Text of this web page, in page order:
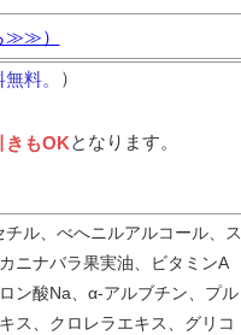
≫≫）
料。
）
きもOKとなります。
ル、べへニルアルコール、ス
ニナバラ果実油、ビタミンA
ン酸Na、α-アルブチン、プル
ス、クロレラエキス、グリコ